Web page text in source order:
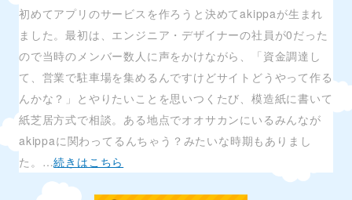
初めてアプリのサービスを作ろうと決めてakippaが生まれ
ました。最初は、エンジニア・デザイナーの社員が0だった
ので当時のメンバー数人に声をかけながら、「資金調達し
て、営業で駐車場を集めるんですけどサイトどうやって作る
んかな？」とやりたいことを思いつくたび、模造紙に書いて
紙芝居方式で相談。ある地点でオオサカンにいるみんなが
akippaに関わってるんちゃう？みたいな時期もありまし
た。…続きはこちら